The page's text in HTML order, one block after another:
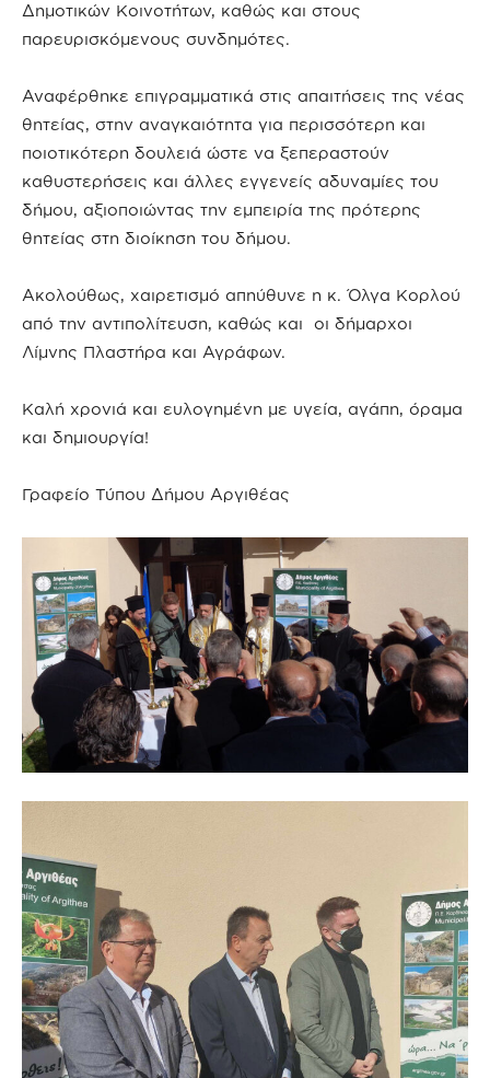
Δημοτικών Κοινοτήτων, καθώς και στους
παρευρισκόμενους συνδημότες.
Αναφέρθηκε επιγραμματικά στις απαιτήσεις της νέας
θητείας, στην αναγκαιότητα για περισσότερη και
ποιοτικότερη δουλειά ώστε να ξεπεραστούν
καθυστερήσεις και άλλες εγγενείς αδυναμίες του
δήμου, αξιοποιώντας την εμπειρία της πρότερης
θητείας στη διοίκηση του δήμου.
Ακολούθως, χαιρετισμό απηύθυνε η κ. Όλγα Κορλού
από την αντιπολίτευση, καθώς και οι δήμαρχοι
Λίμνης Πλαστήρα και Αγράφων.
Καλή χρονιά και ευλογημένη με υγεία, αγάπη, όραμα
και δημιουργία!
Γραφείο Τύπου Δήμου Αργιθέας